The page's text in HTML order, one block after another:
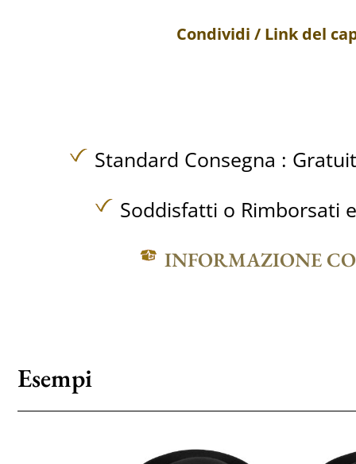
Condividi / Link del
Standard Consegna :
Soddisfatti o Rimborsati
INFORMAZIONE
Esempi